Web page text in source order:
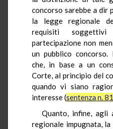
concorso sarebbe a dir
la legge regionale
requisiti
partecipazione non
un pubblico concorso.
che, in base a un
Corte, al principio del
quando vi siano
interesse (sentenza n.
Quanto, infine,
regionale impugnata,